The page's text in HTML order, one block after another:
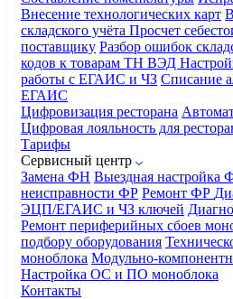
Внесение технологических карт
складского учёта Просчет
поставщику Разбор ошибок
кодов к товарам ТН ВЭД
работы с ЕГАИС и ЧЗ Списание
ЕГАИС
Цифровизация ресторана
Цифровая лояльность для
Тарифы
Сервисный центр
Замена ФН Выездная настройка
неисправности ФР Ремонт ФР
ЭЦП/ЕГАИС и ЧЗ ключей
Ремонт периферийных сбоев
подбору оборудования
моноблока Модульно-
Настройка ОС и ПО моноблока
Контакты